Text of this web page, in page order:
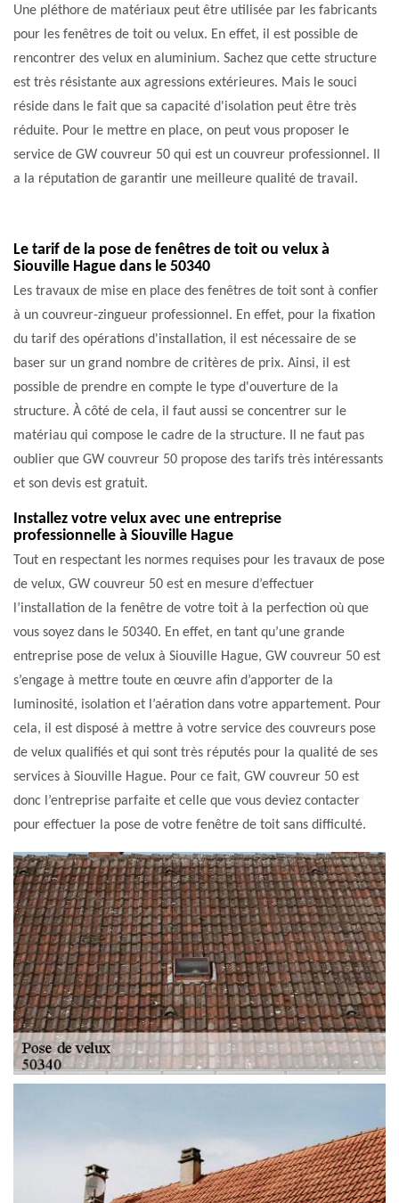
Une pléthore de matériaux peut être utilisée par les fabricants
pour les fenêtres de toit ou velux. En effet, il est possible de
rencontrer des velux en aluminium. Sachez que cette structure
est très résistante aux agressions extérieures. Mais le souci
réside dans le fait que sa capacité d'isolation peut être très
réduite. Pour le mettre en place, on peut vous proposer le
service de GW couvreur 50 qui est un couvreur professionnel. Il
a la réputation de garantir une meilleure qualité de travail.
Le tarif de la pose de fenêtres de toit ou velux à
Siouville Hague dans le 50340
Les travaux de mise en place des fenêtres de toit sont à confier
à un couvreur-zingueur professionnel. En effet, pour la fixation
du tarif des opérations d'installation, il est nécessaire de se
baser sur un grand nombre de critères de prix. Ainsi, il est
possible de prendre en compte le type d'ouverture de la
structure. À côté de cela, il faut aussi se concentrer sur le
matériau qui compose le cadre de la structure. Il ne faut pas
oublier que GW couvreur 50 propose des tarifs très intéressants
et son devis est gratuit.
Installez votre velux avec une entreprise
professionnelle à Siouville Hague
Tout en respectant les normes requises pour les travaux de pose
de velux, GW couvreur 50 est en mesure d’effectuer
l’installation de la fenêtre de votre toit à la perfection où que
vous soyez dans le 50340. En effet, en tant qu’une grande
entreprise pose de velux à Siouville Hague, GW couvreur 50 est
s’engage à mettre toute en œuvre afin d’apporter de la
luminosité, isolation et l’aération dans votre appartement. Pour
cela, il est disposé à mettre à votre service des couvreurs pose
de velux qualifiés et qui sont très réputés pour la qualité de ses
services à Siouville Hague. Pour ce fait, GW couvreur 50 est
donc l’entreprise parfaite et celle que vous deviez contacter
pour effectuer la pose de votre fenêtre de toit sans difficulté.